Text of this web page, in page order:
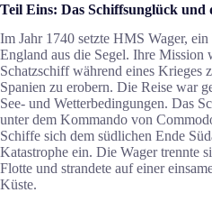
Teil Eins: Das Schiffsunglück und
Im Jahr 1740 setzte HMS Wager,
England aus die Segel. Ihre Mission
Schatzschiff während eines Krieges
Spanien zu erobern. Die Reise war
See- und Wetterbedingungen. Das
unter dem Kommando von
Schiffe sich dem südlichen Ende
Katastrophe ein. Die Wager trennte
Flotte und strandete auf einer
Küste.